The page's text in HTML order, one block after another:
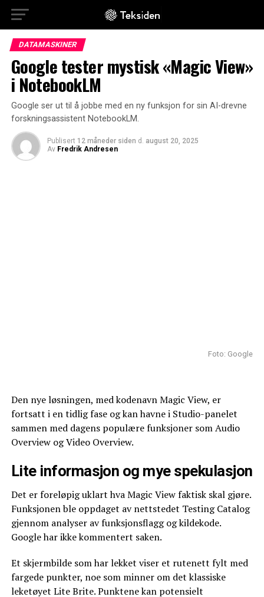
DATAMASKINER
Google tester mystisk «Magic View»
i NotebookLM
Google ser ut til å jobbe med en ny funksjon for sin AI-drevne
forskningsassistent NotebookLM.
Publisert 12 måneder siden d. august 20, 2025
Av Fredrik Andresen
Foto: Google
Den nye løsningen, med kodenavn Magic View, er
fortsatt i en tidlig fase og kan havne i Studio-panelet
sammen med dagens populære funksjoner som Audio
Overview og Video Overview.
Lite informasjon og mye spekulasjon
Det er foreløpig uklart hva Magic View faktisk skal gjøre.
Funksjonen ble oppdaget av nettstedet Testing Catalog
gjennom analyser av funksjonsflagg og kildekode.
Google har ikke kommentert saken.
Et skjermbilde som har lekket viser et rutenett fylt med
fargede punkter, noe som minner om det klassiske
leketøyet Lite Brite. Punktene kan potensielt